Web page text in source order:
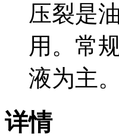
压裂是
用。常
液为主。
详情